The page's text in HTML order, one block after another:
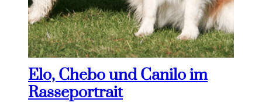
Elo, Chebo und Canilo im
Rasseportrait